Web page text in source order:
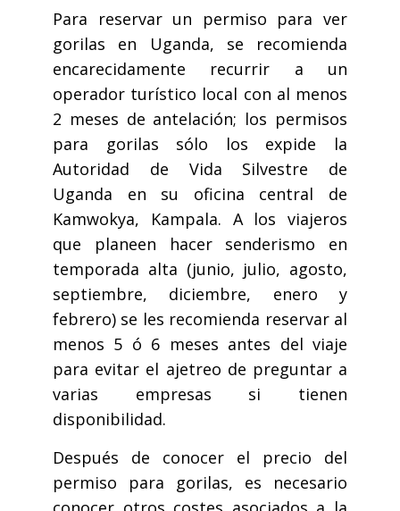
Para reservar un permiso para ver
gorilas en Uganda, se recomienda
encarecidamente recurrir a un
operador turístico local con al menos
2 meses de antelación; los permisos
para gorilas sólo los expide la
Autoridad de Vida Silvestre de
Uganda en su oficina central de
Kamwokya, Kampala. A los viajeros
que planeen hacer senderismo en
temporada alta (junio, julio, agosto,
septiembre, diciembre, enero y
febrero) se les recomienda reservar al
menos 5 ó 6 meses antes del viaje
para evitar el ajetreo de preguntar a
varias empresas si tienen
disponibilidad.
Después de conocer el precio del
permiso para gorilas, es necesario